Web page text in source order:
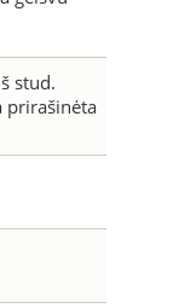
stud.
prirašinėta